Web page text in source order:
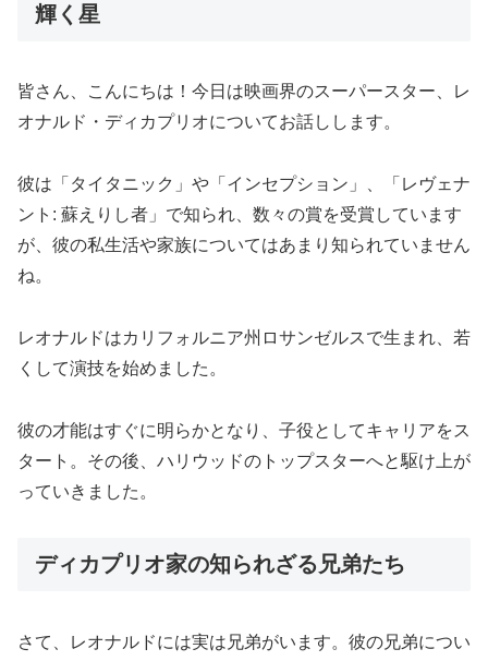
輝く星
皆さん、こんにちは！今日は映画界のスーパースター、レ
オナルド・ディカプリオについてお話しします。
彼は「タイタニック」や「インセプション」、「レヴェナ
ント: 蘇えりし者」で知られ、数々の賞を受賞しています
が、彼の私生活や家族についてはあまり知られていません
ね。
レオナルドはカリフォルニア州ロサンゼルスで生まれ、若
くして演技を始めました。
彼の才能はすぐに明らかとなり、子役としてキャリアをス
タート。その後、ハリウッドのトップスターへと駆け上が
っていきました。
ディカプリオ家の知られざる兄弟たち
さて、レオナルドには実は兄弟がいます。彼の兄弟につい